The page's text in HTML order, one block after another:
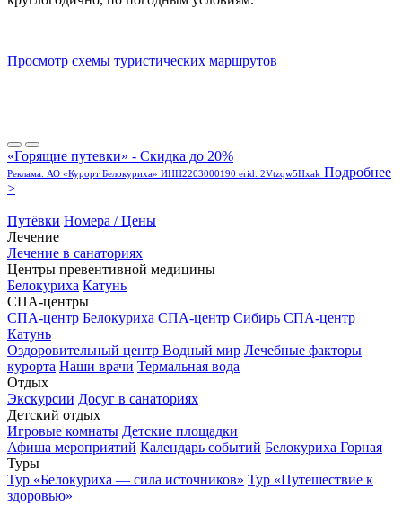
Просмотр схемы туристических маршрутов
«Горящие путевки» - Скидка до 20%
Реклама. АО «Курорт Белокуриха» ИНН2203000190 erid: 2Vtzqw5Hxak Подробнее
>
Путёвки Номера / Цены
Лечение
Лечение в санаториях
Центры превентивной медицины
Белокуриха Катунь
СПА-центры
СПА-центр Белокуриха СПА-центр Сибирь СПА-центр
Катунь
Оздоровительный центр Водный мир Лечебные факторы
курорта Наши врачи Термальная вода
Отдых
Экскурсии Досуг в санаториях
Детский отдых
Игровые комнаты Детские площадки
Афиша мероприятий Календарь событий Белокуриха Горная
Туры
Тур «Белокуриха — сила источников» Тур «Путешествие к
здоровью»